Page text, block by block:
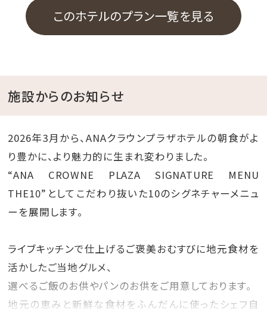
このホテルのプラン一覧を見る
施設からのお知らせ
2026年3月から、ANAクラウンプラザホテルの朝食がよ
り豊かに、より魅力的に生まれ変わりました。
“ANA CROWNE PLAZA SIGNATURE MENU
THE10”としてこだわり抜いた10のシグネチャーメニュ
ーを展開します。
ライブキッチンで仕上げるご褒美おむすびに地元食材を
活かしたご当地グルメ、
選べるご飯のお供やパンのお供をご用意しております。
地元の恵みと新鮮な食材をふんだんに使ったシェフ自